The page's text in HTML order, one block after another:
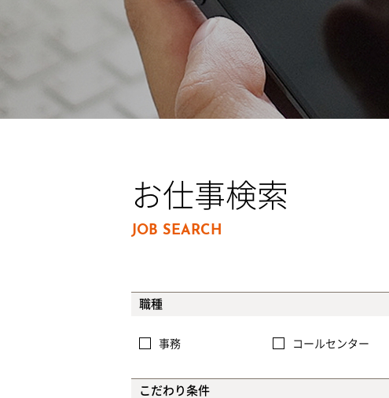
お仕事検索
JOB SEARCH
職種
事務 コールセンター
こだわり条件